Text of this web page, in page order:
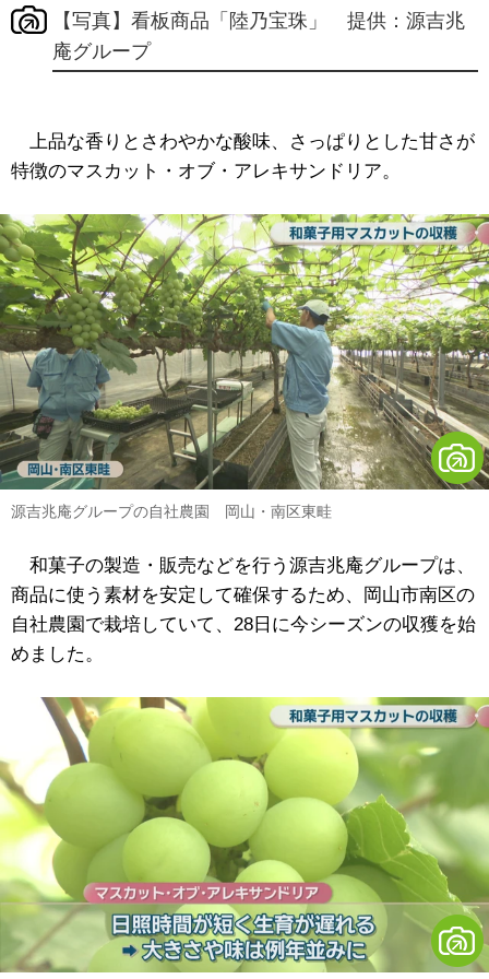
【写真】看板商品「陸乃宝珠」 提供：源吉兆
庵グループ
上品な香りとさわやかな酸味、さっぱりとした甘さが
特徴のマスカット・オブ・アレキサンドリア。
源吉兆庵グループの自社農園 岡山・南区東畦
和菓子の製造・販売などを行う源吉兆庵グループは、
商品に使う素材を安定して確保するため、岡山市南区の
自社農園で栽培していて、28日に今シーズンの収獲を始
めました。